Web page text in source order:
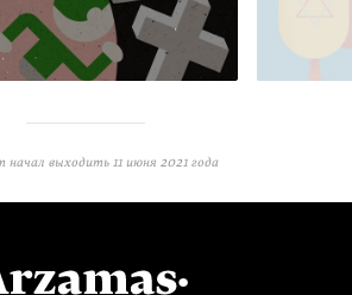
начал выходить 11 июня 2021 года